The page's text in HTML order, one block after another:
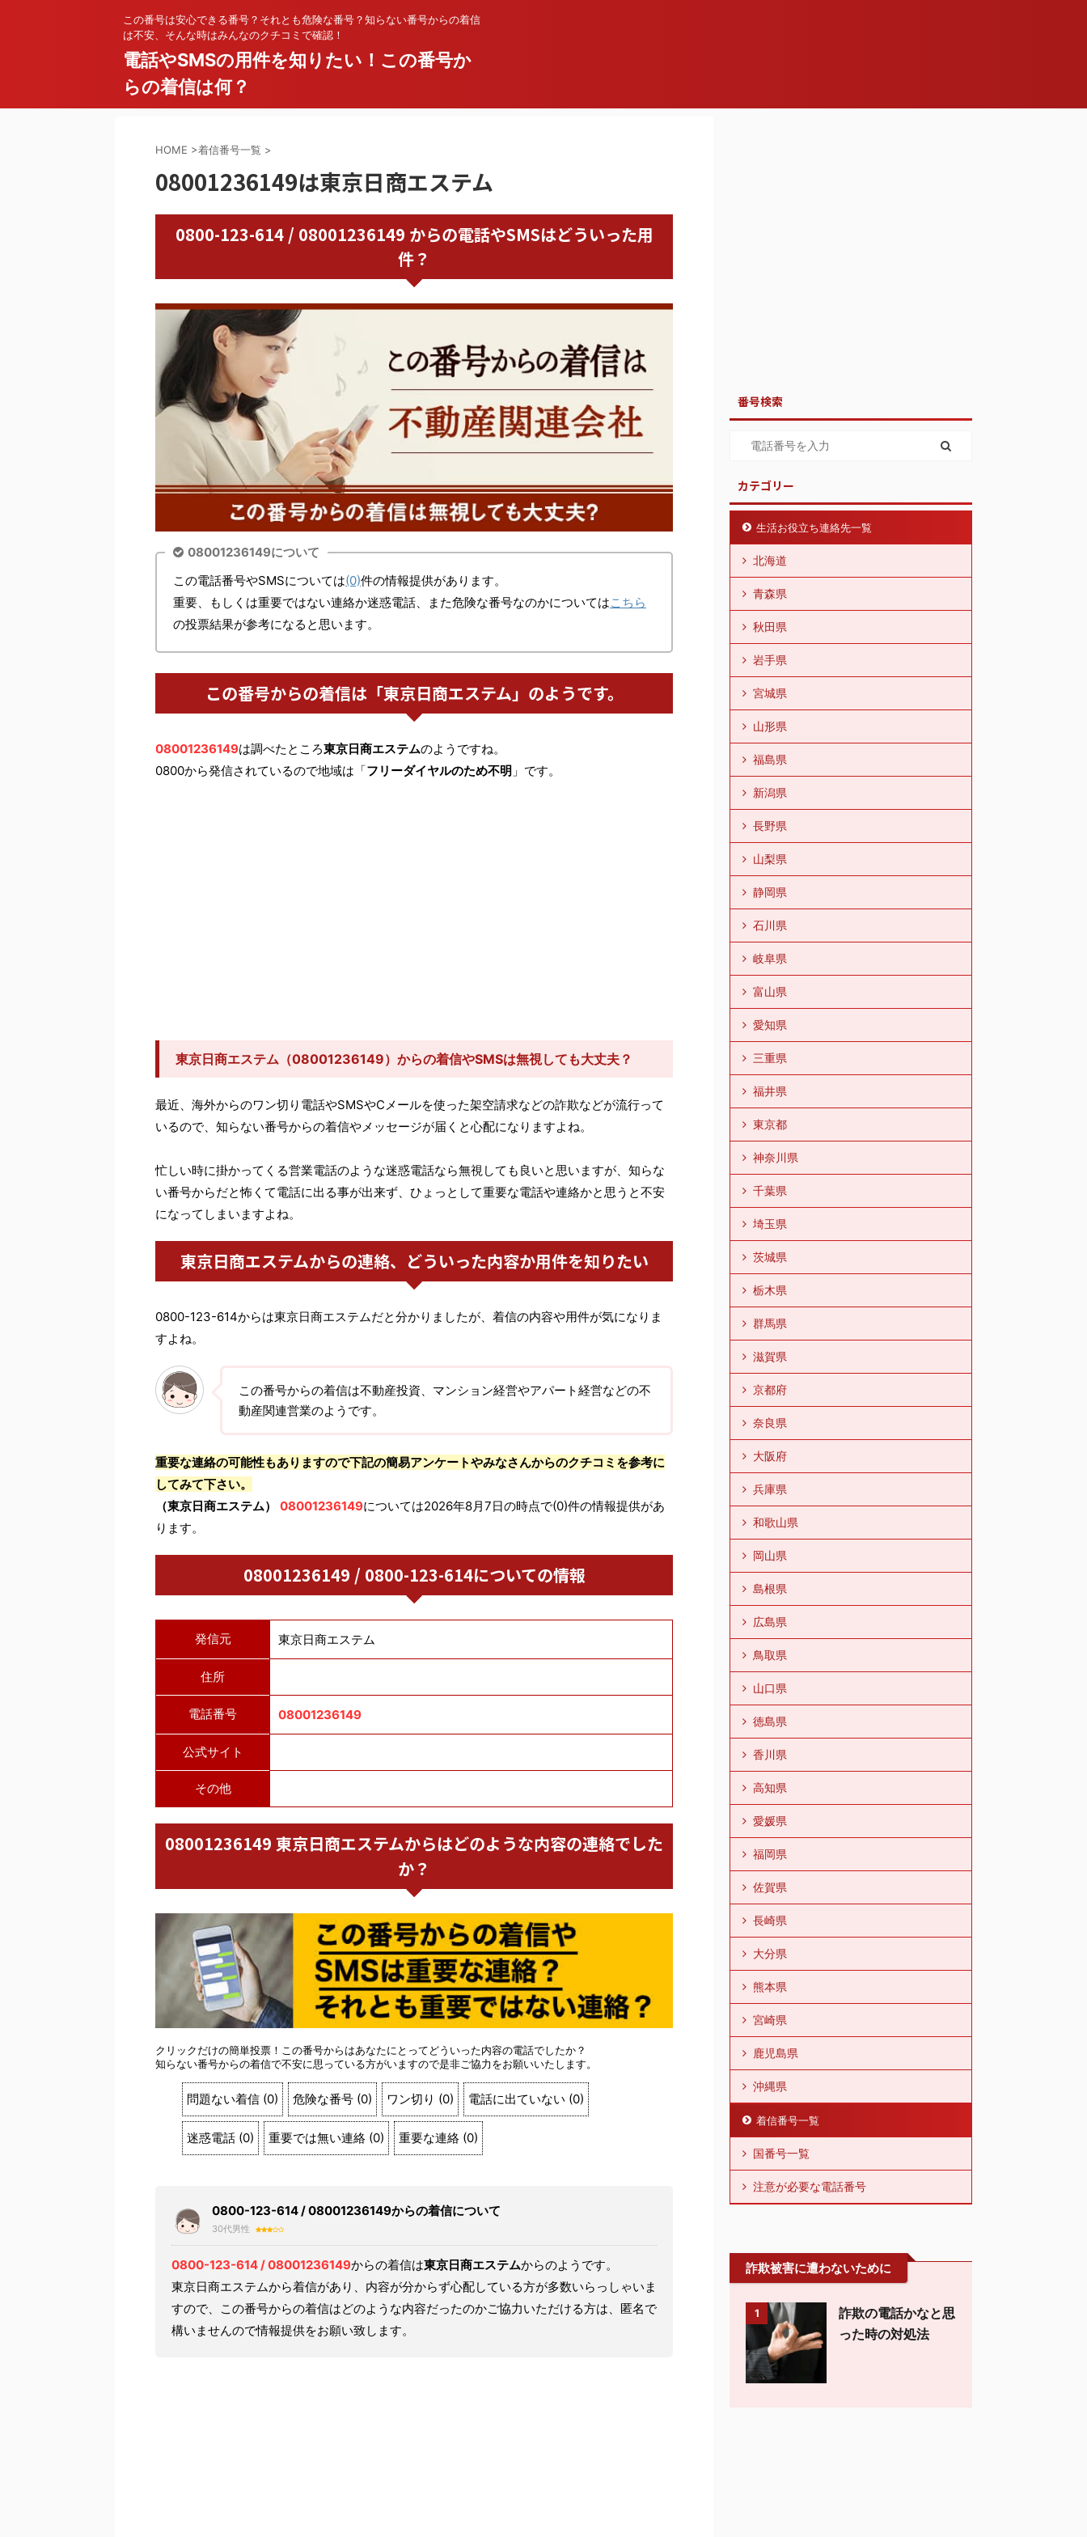
この番号は安心できる番号？それとも危険な番号？知らない番号からの着信
は不安、そんな時はみんなのクチコミで確認！
電話やSMSの用件を知りたい！この番号か
らの着信は何？
HOME >着信番号一覧 >
08001236149は東京日商エステム
0800-123-614 / 08001236149 からの電話やSMSはどういった用
件？
08001236149について
この電話番号やSMSについては(0)件の情報提供があります。
重要、もしくは重要ではない連絡か迷惑電話、また危険な番号なのかについてはこちら
の投票結果が参考になると思います。
この番号からの着信は「東京日商エステム」のようです。
08001236149は調べたところ東京日商エステムのようですね。
0800から発信されているので地域は「フリーダイヤルのため不明 」です。
東京日商エステム（08001236149）からの着信やSMSは無視しても大丈夫？
最近、海外からのワン切り電話やSMSやCメールを使った架空請求などの詐欺などが流行って
いるので、知らない番号からの着信やメッセージが届くと心配になりますよね。
忙しい時に掛かってくる営業電話のような迷惑電話なら無視しても良いと思いますが、知らな
い番号からだと怖くて電話に出る事が出来ず、ひょっとして重要な電話や連絡かと思うと不安
になってしまいますよね。
東京日商エステムからの連絡、どういった内容か用件を知りたい
0800-123-614からは東京日商エステムだと分かりましたが、着信の内容や用件が気になりま
すよね。
この番号からの着信は不動産投資、マンション経営やアパート経営などの不
動産関連営業のようです。
重要な連絡の可能性もありますので下記の簡易アンケートやみなさんからのクチコミを参考に
してみて下さい。
（東京日商エステム）
08001236149については2026年8月7日の時点で(0)件の情報提供があ
ります。
08001236149 / 0800-123-614についての情報
発信元 東京日商エステム
住所
電話番号 08001236149
公式サイト
その他
08001236149 東京日商エステムからはどのような内容の連絡でした
か？
クリックだけの簡単投票！この番号からはあなたにとってどういった内容の電話でしたか？
知らない番号からの着信で不安に思っている方がいますので是非ご協力をお願いいたします。
問題ない着信 (0) 危険な番号 (0) ワン切り (0) 電話に出ていない (0)
迷惑電話 (0) 重要では無い連絡 (0) 重要な連絡 (0)
0800-123-614 / 08001236149からの着信について
30代男性
0800-123-614 / 08001236149からの着信は東京日商エステムからのようです。
東京日商エステムから着信があり、内容が分からず心配している方が多数いらっしゃいま
すので、この番号からの着信はどのような内容だったのかご協力いただける方は、匿名で
構いませんので情報提供をお願い致します。
番号検索
カテゴリー
生活お役立ち連絡先一覧
北海道
青森県
秋田県
岩手県
宮城県
山形県
福島県
新潟県
長野県
山梨県
静岡県
石川県
岐阜県
富山県
愛知県
三重県
福井県
東京都
神奈川県
千葉県
埼玉県
茨城県
栃木県
群馬県
滋賀県
京都府
奈良県
大阪府
兵庫県
和歌山県
岡山県
島根県
広島県
鳥取県
山口県
徳島県
香川県
高知県
愛媛県
福岡県
佐賀県
長崎県
大分県
熊本県
宮崎県
鹿児島県
沖縄県
着信番号一覧
国番号一覧
注意が必要な電話番号
詐欺被害に遭わないために
1
詐欺の電話かなと思
った時の対処法